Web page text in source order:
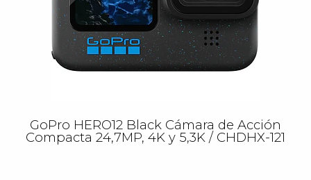
GoPro HERO12 Black Cámara de Acción
Compacta 24,7MP, 4K y 5,3K / CHDHX-121